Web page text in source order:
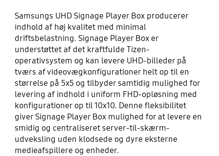
Samsungs UHD Signage Player Box producerer
indhold af høj kvalitet med minimal
driftsbelastning. Signage Player Box er
understøttet af det kraftfulde Tizen-
operativsystem og kan levere UHD-billeder på
tværs af videovægkonfigurationer helt op til en
størrelse på 5x5 og tilbyder samtidig mulighed for
levering af indhold i uniform FHD-opløsning med
konfigurationer op til 10x10. Denne fleksibilitet
giver Signage Player Box mulighed for at levere en
smidig og centraliseret server-til-skærm-
udveksling uden klodsede og dyre eksterne
medieafspillere og enheder.